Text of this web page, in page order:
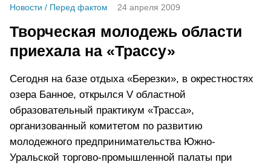
Новости / Перед фактом 24 апреля 2009
Творческая молодежь области
приехала на «Трассу»
Сегодня на базе отдыха «Березки», в окрестностях
озера Банное, открылся V областной
образовательный практикум «Трасса»,
организованный комитетом по развитию
молодежного предпринимательства Южно-
Уральской торгово-промышленной палаты при